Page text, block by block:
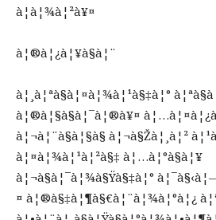
à¦­à¦¾à¦²à¥¤
à¦®à¦¿à¦¥à§à¦¨
à¦¸à¦ªà§à¦¤à¦¾à¦¹à§‡à¦°
à¦®à¦§à§à¦¯à¦®à¥¤
à¦¬à¦¨à§à¦§à§ à¦¬à§Žà¦¸à¦²
à¦¤à¦¾à¦¹à¦²à§‡ à¦…à¦°à§à¦¥
à¦¬à§à¦¯à¦¾à§Ÿà§‡à¦°
¤ à¦®à§‡à¦¶à§€à¦¨à¦¾à¦°à¦¿